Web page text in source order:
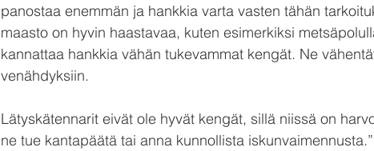
panostaa enemmän ja hankkia varta vasten tähän
maasto on hyvin haastavaa, kuten esimerkiksi
kannattaa hankkia vähän tukevammat kengät. Ne
venähdyksiin.
Lätyskätennarit eivät ole hyvät kengät, sillä niissä on
ne tue kantapäätä tai anna kunnollista iskunvaimennusta.”